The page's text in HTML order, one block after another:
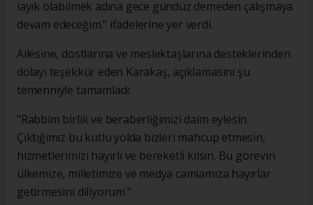
layık olabilmek adına gece gündüz demeden çalışmaya
devam edeceğim." ifadelerine yer verdi.
Ailesine, dostlarına ve meslektaşlarına desteklerinden
dolayı teşekkür eden Karakaş, açıklamasını şu
temenniyle tamamladı:
"Rabbim birlik ve beraberliğimizi daim eylesin.
Çıktığımız bu kutlu yolda bizleri mahcup etmesin,
hizmetlerimizi hayırlı ve bereketli kılsın. Bu görevin
ülkemize, milletimize ve medya camiamıza hayırlar
getirmesini diliyorum."